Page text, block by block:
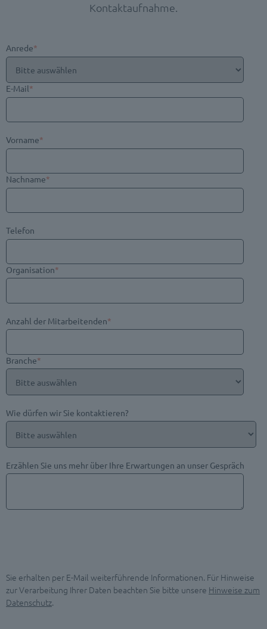
Kontaktaufnahme.
Anrede*
E-Mail*
Vorname*
Nachname*
Telefon
Organisation*
Anzahl der Mitarbeitenden*
Branche*
Wie dürfen wir Sie kontaktieren?
Erzählen Sie uns mehr über Ihre Erwartungen an unser Gespräch
Sie erhalten per E-Mail weiterführende Informationen. Für Hinweise
zur Verarbeitung Ihrer Daten beachten Sie bitte unsere Hinweise zum
Datenschutz.